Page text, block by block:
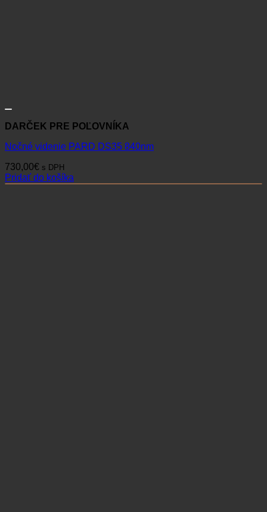
DARČEK PRE POĽOVNÍKA
Nočné videnie PARD DS35 840nm
730,00€ s DPH
Pridať do košíka